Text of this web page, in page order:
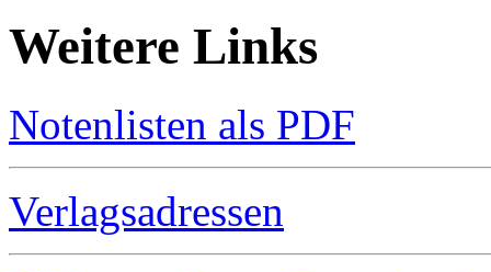
Weitere Links
Notenlisten als PDF
Verlagsadressen